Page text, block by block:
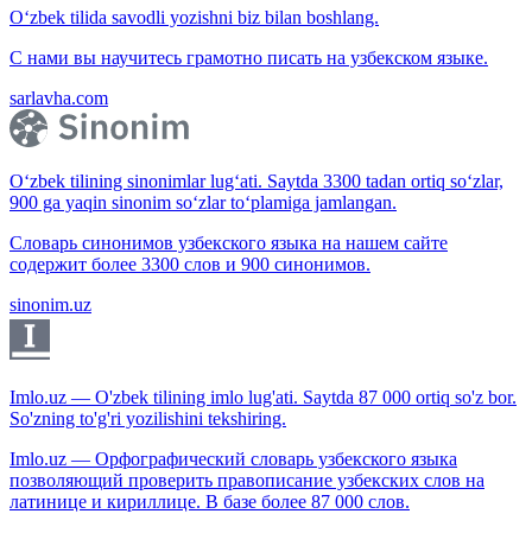
O‘zbek tilida savodli yozishni biz bilan boshlang.
С нами вы научитесь грамотно писать на узбекском языке.
sarlavha.com
O‘zbek tilining sinonimlar lug‘ati. Saytda 3300 tadan ortiq so‘zlar,
900 ga yaqin sinonim so‘zlar to‘plamiga jamlangan.
Словарь синонимов узбекского языка на нашем сайте
содержит более 3300 слов и 900 синонимов.
sinonim.uz
Imlo.uz — O'zbek tilining imlo lug'ati. Saytda 87 000 ortiq so'z bor.
So'zning to'g'ri yozilishini tekshiring.
Imlo.uz — Орфографический словарь узбекского языка
позволяющий проверить правописание узбекских слов на
латинице и кириллице. В базе более 87 000 слов.